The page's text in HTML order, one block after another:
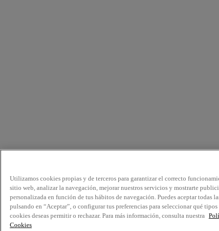
Utilizamos cookies propias y de terceros para garantizar el correcto
sitio web, analizar la navegación, mejorar nuestros servicios y mostrarte
personalizada en función de tus hábitos de navegación. Puedes aceptar todas
pulsando en “Aceptar”, o configurar tus preferencias para seleccionar qué tipos
cookies deseas permitir o rechazar. Para más información, consulta nuestra
Cookies